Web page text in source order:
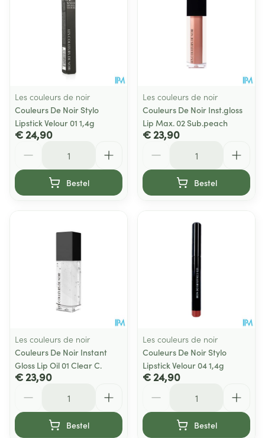
Les couleurs de noir
Couleurs De Noir Stylo
Lipstick Velour 01 1,4g
€ 24,90
Bestel
Les couleurs de noir
Couleurs De Noir Inst.gloss
Lip Max. 02 Sub.peach
€ 23,90
Bestel
Les couleurs de noir
Couleurs De Noir Instant
Gloss Lip Oil 01 Clear C.
€ 23,90
Bestel
Les couleurs de noir
Couleurs De Noir Stylo
Lipstick Velour 04 1,4g
€ 24,90
Bestel